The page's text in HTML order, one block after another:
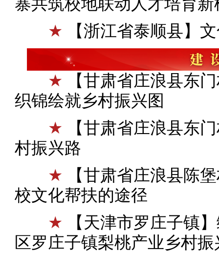
寨共筑校地联动人才培育新
★ 【浙江省泰顺县】
★
【甘肃省庄浪县东
织锦绘就乡村振兴图
★
【甘肃省庄浪县东
村振兴路
★
【甘肃省庄浪县陈
校文化帮扶的途径
★
【天津市罗庄子镇
区罗庄子镇梨桃产业乡村